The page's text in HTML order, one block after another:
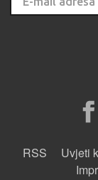
RSS Uvjeti